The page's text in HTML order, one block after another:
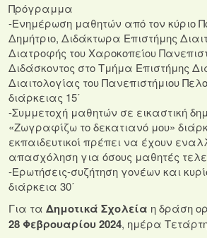
Πρόγραμμα
-Ενημέρωση μαθητών από τον κύριο
Δημήτριο, Διδάκτωρα Επιστήμης
Διατροφής του Χαροκοπείου
Διδάσκοντος στο Τμήμα Επιστήμης
Διαιτολογίας του Πανεπιστήμιου
διάρκειας 15΄
-Συμμετοχή μαθητών σε εικαστική
«Ζωγραφίζω το δεκατιανό μου»
εκπαιδευτικοί πρέπει να έχουν
απασχόληση για όσους μαθητές
-Ερωτήσεις-συζήτηση γονέων και
διάρκεια 30΄
Για τα Δημοτικά Σχολεία η δράση
28 Φεβρουαρίου 2024, ημέρα